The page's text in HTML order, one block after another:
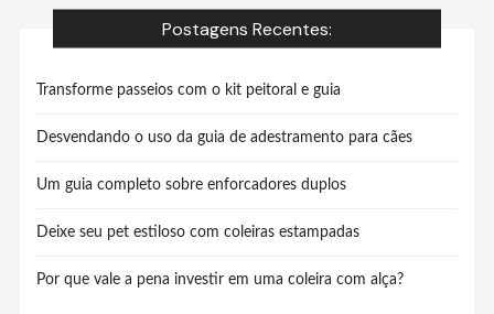
Postagens Recentes:
Transforme passeios com o kit peitoral e guia
Desvendando o uso da guia de adestramento para cães
Um guia completo sobre enforcadores duplos
Deixe seu pet estiloso com coleiras estampadas
Por que vale a pena investir em uma coleira com alça?